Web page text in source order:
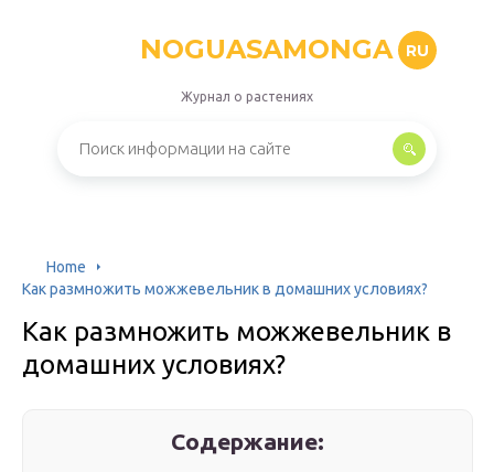
NOGUASAMONGA RU
Журнал о растениях
Home
Как размножить можжевельник в домашних условиях?
Как размножить можжевельник в
домашних условиях?
Содержание: